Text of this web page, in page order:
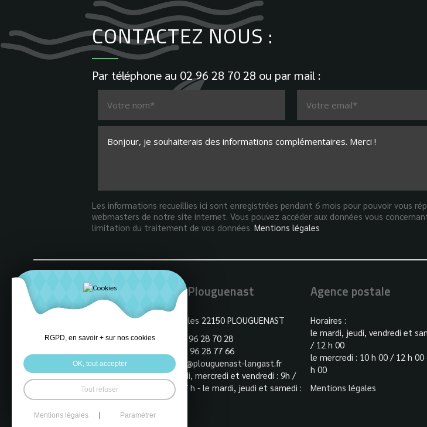
CONTACTEZ NOUS :
Par téléphone au 02 96 28 70 28 ou par mail :
Les informations recueillies ici sont enregistrées pendant 6 mois pour pouvoir vous
webmasters de notre site internet. Vous pouvez accéder aux données vous
limitation du traitement de vos données. Mentions légales
Mairie de Plouguenast
3 Rue des Ecoles 22150 PLOUGUENAST
Tel : +33 (0)2 96 28 70 28
Fax : +33 (0)2 96 28 77 66
mairie@plouguenast-langast.fr
horaires : lundi, mercredi et vendredi : 9h /
12h - 14h / 17 h - le mardi, jeudi et samedi :
9 h / 12 h
Agence postale
Horaires :
le mardi, jeudi, vendredi et
/ 12 h 00
le mercredi : 10 h 00 / 12 h
h 00
Mentions légales
RGPD, en savoir + sur nos cookies
OK, tout accepter
Tout refuser
Mentions légales Paramétrer